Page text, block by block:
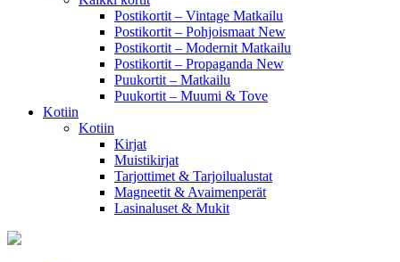
Postikortit – Vintage Matkailu
Postikortit – Pohjoismaat New
Postikortit – Modernit Matkailu
Postikortit – Propaganda New
Puukortit – Matkailu
Puukortit – Muumi & Tove
Kotiin
Kotiin
Kirjat
Muistikirjat
Tarjottimet & Tarjoilualustat
Magneetit & Avaimenperät
Lasinaluset & Mukit